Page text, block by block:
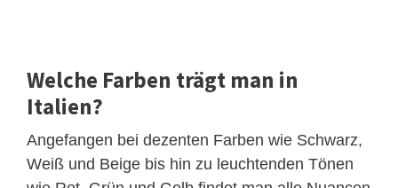
Welche Farben trägt man in
Italien?
Angefangen bei dezenten Farben wie Schwarz,
Weiß und Beige bis hin zu leuchtenden Tönen